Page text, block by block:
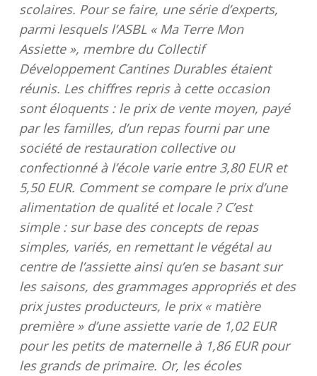
scolaires. Pour se faire, une série d’experts,
parmi lesquels l’ASBL « Ma Terre Mon
Assiette », membre du Collectif
Développement Cantines Durables étaient
réunis. Les chiffres repris à cette occasion
sont éloquents : le prix de vente moyen, payé
par les familles, d’un repas fourni par une
société de restauration collective ou
confectionné à l’école varie entre 3,80 EUR et
5,50 EUR. Comment se compare le prix d’une
alimentation de qualité et locale ? C’est
simple : sur base des concepts de repas
simples, variés, en remettant le végétal au
centre de l’assiette ainsi qu’en se basant sur
les saisons, des grammages appropriés et des
prix justes producteurs, le prix « matière
première » d’une assiette varie de 1,02 EUR
pour les petits de maternelle à 1,86 EUR pour
les grands de primaire. Or, les écoles